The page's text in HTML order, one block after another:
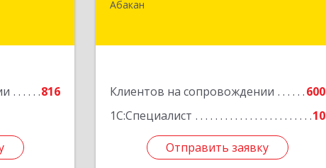
816
Абакан
Клиентов на сопровождении
600
1С:Специалист
10
Отправить заявку
Подробнее
Отправить заявку